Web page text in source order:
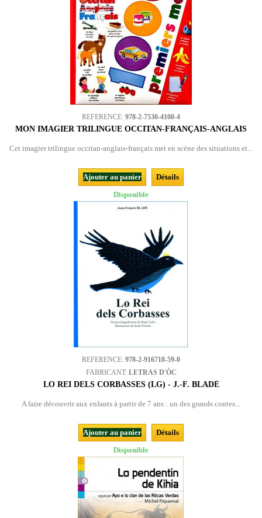
REFERENCE: 978-2-7530-4100-4
MON IMAGIER TRILINGUE OCCITAN-FRANÇAIS-ANGLAIS
Cet imagier trilingue occitan-anglais-français met en scène des situations et...
Ajouter au panier
Détails
Disponible
REFERENCE: 978-2-916718-59-0
FABRICANT: LETRAS D'ÒC
LO REI DELS CORBASSES (LG) - J.-F. BLADÉ
A faire découvrir aux enfants à partir de 7 ans : un des grands contes...
Ajouter au panier
Détails
Disponible